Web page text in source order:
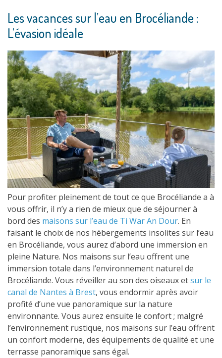
Les vacances sur l’eau en Brocéliande :
L’évasion idéale
Pour profiter pleinement de tout ce que Brocéliande a à
vous offrir, il n’y a rien de mieux que de séjourner à
bord des maisons sur l’eau de Ti War An Dour. En
faisant le choix de nos hébergements insolites sur l’eau
en Brocéliande, vous aurez d’abord une immersion en
pleine Nature. Nos maisons sur l’eau offrent une
immersion totale dans l’environnement naturel de
Brocéliande. Vous réveiller au son des oiseaux etsur le
canal de Nantes à Brest, vous endormir après avoir
profité d’une vue panoramique sur la nature
environnante. Vous aurez ensuite le confort ; malgré
l’environnement rustique, nos maisons sur l’eau offrent
un confort moderne, des équipements de qualité et une
terrasse panoramique sans égal.